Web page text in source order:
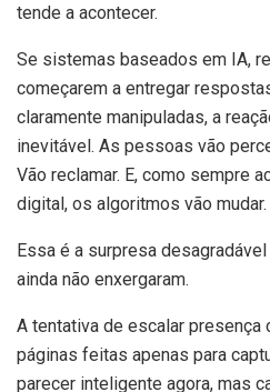
tende a acontecer.
Se sistemas baseados em IA,
começarem a entregar
claramente manipuladas, a
inevitável. As pessoas vão
Vão reclamar. E, como sempre
digital, os algoritmos vão mudar.
Essa é a surpresa
ainda não enxergaram.
A tentativa de escalar
páginas feitas apenas para
parecer inteligente agora, mas